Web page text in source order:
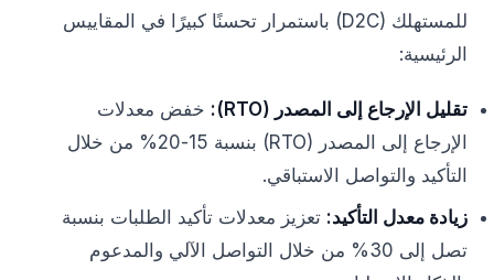
للمستهلك (D2C) باستمرار تحسنًا كبيرًا في المقاييس
الرئيسية:
تقليل الإرجاع إلى المصدر (RTO):
خفض معدلات
الإرجاع إلى المصدر (RTO) بنسبة 15-20% من خلال
التأكيد والتواصل الاستباقي.
زيادة معدل التأكيد: تعزيز معدلات تأكيد الطلبات بنسبة
تصل إلى 30% من خلال التواصل الآلي والمدعوم